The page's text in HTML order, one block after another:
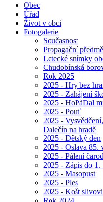
Obec
Úřad
Život v obci
Fotogalerie
Současnost
Propagační
Letecké snímky
Chudobínská
Rok 2025
2025 - Hry bez
2025 - Zahájení
2025 - HoPáDal
2025 - Pouť
2025 -
Dalečín na hradě
2025 - Dětský den
2025 - Oslava 85.
2025 - Pálení
2025 - Zápis do
2025 - Masopust
2025 - Ples
2025 - Košt
Rok 2024